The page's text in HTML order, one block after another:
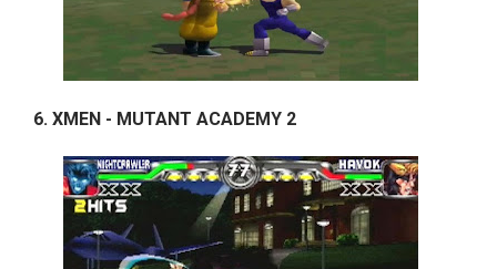
6. XMEN - MUTANT ACADEMY 2